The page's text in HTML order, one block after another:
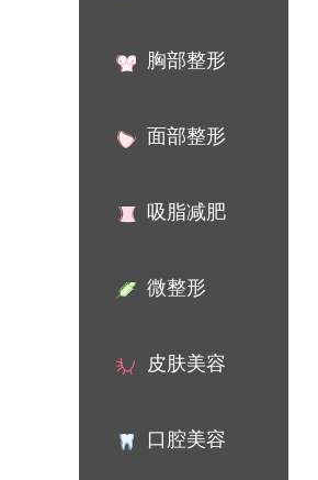
胸部整形
面部整形
吸脂减肥
微整形
皮肤美容
口腔美容